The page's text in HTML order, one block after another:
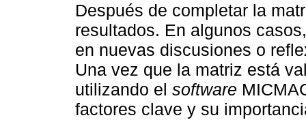
Después de completar la
resultados. En algunos
en nuevas discusiones o
Una vez que la matriz está
utilizando el software
factores clave y su